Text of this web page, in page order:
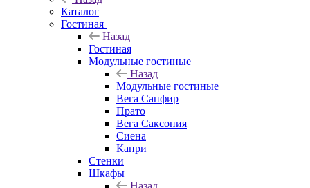
Каталог
Гостиная
Назад
Гостиная
Модульные гостиные
Назад
Модульные гостиные
Вега Сапфир
Прато
Вега Саксония
Сиена
Капри
Стенки
Шкафы
Назад